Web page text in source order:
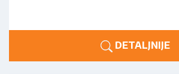
DETALJNIJE